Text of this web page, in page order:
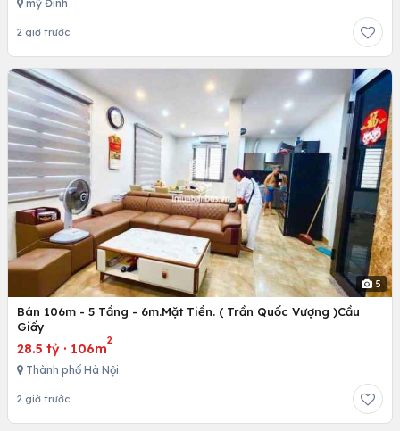
mỹ Đình
2 giờ trước
5
Bán 106m - 5 Tầng - 6m.Mặt Tiền. ( Trần Quốc Vượng )Cầu
Giấy
28.5 tỷ · 106m
2
Thành phố Hà Nội
2 giờ trước